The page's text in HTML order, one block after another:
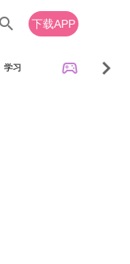
search 下载APP
学习 sports_esports chevron_right